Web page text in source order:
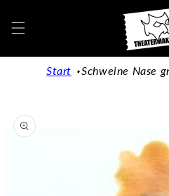
Inhalt
Start Schweine Nase